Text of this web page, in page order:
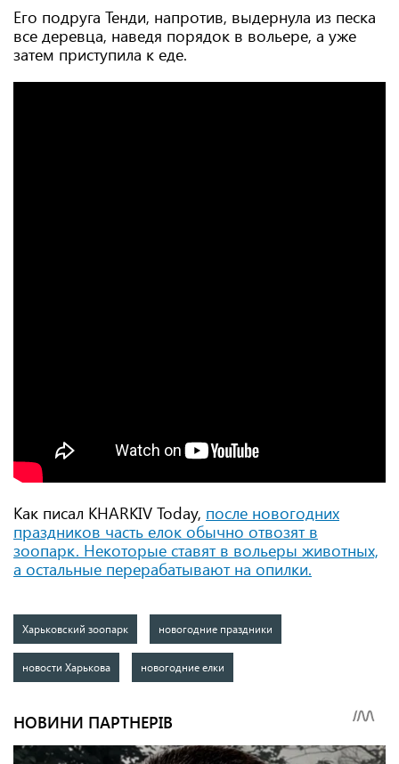
Его подруга Тенди, напротив, выдернула из песка
все деревца, наведя порядок в вольере, а уже
затем приступила к еде.
Как писал KHARKIV Today, после новогодних
праздников часть елок обычно отвозят в
зоопарк. Некоторые ставят в вольеры животных,
а остальные перерабатывают на опилки.
Харьковский зоопарк новогодние праздники
новости Харькова новогодние елки